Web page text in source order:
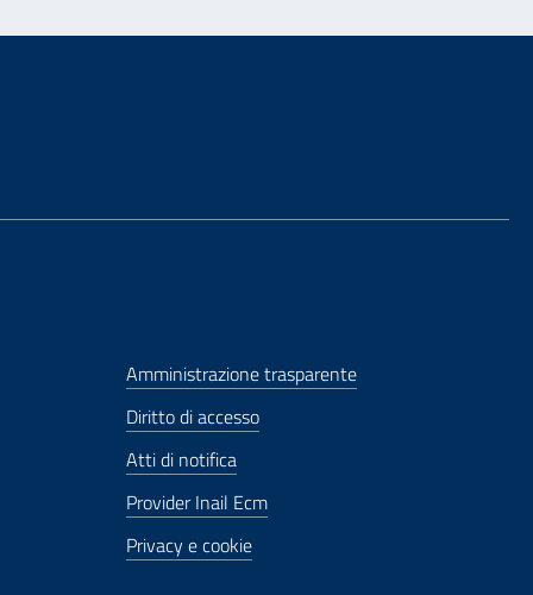
Amministrazione trasparente
Diritto di accesso
Atti di notifica
Provider Inail Ecm
Privacy e cookie